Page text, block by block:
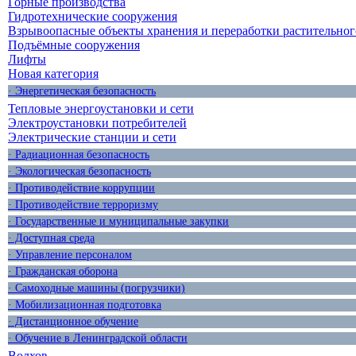
Гидротехнические сооружения
Взрывоопасные объекты хранения и переработки
Подъёмные сооружения
Лифты
Новая категория
· Энергетическая безопасность
Тепловые энергоустановки и сети
Электроустановки потребителей
Электрические станции и сети
· Радиационная безопасность
· Экологическая безопасность
· Противодействие коррупции
· Противодействие терроризму
· Государственные и муниципальные закупки
· Доступная среда
· Управление персоналом
· Гражданская оборона
· Самоходные машины (погрузчики)
· Мобилизационная подготовка
· Дистанционное обучение
· Обучение в Ленинградской области